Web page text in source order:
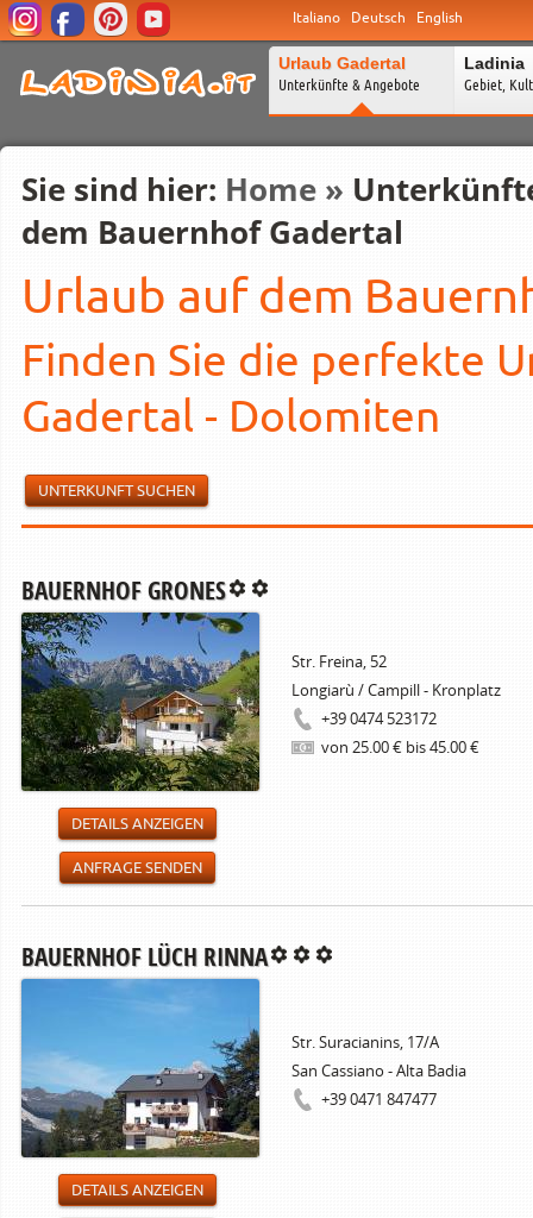
Italiano Deutsch English
Urlaub Gadertal
Unterkünfte & Angebote
Ladinia
Gebiet,
Sie sind hier: Home »
dem Bauernhof Gadertal
Urlaub auf dem
Finden Sie die perfekte
Gadertal - Dolomiten
UNTERKUNFT SUCHEN
BAUERNHOF GRONES
Str. Freina, 52
Longiarù / Campill - Kronplatz
+39 0474 523172
von 25.00 € bis 45.00 €
DETAILS ANZEIGEN
ANFRAGE SENDEN
BAUERNHOF LÜCH RINNA
Str. Suracianins, 17/A
San Cassiano - Alta Badia
+39 0471 847477
DETAILS ANZEIGEN